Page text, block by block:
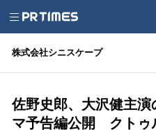
株式会社シニスケープ
佐野史郎、大沢健主
マ予告編公開 クトゥ